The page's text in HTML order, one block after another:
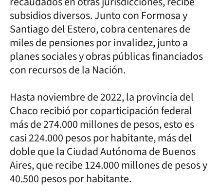
subsidios diversos. Junto con Formosa y
Santiago del Estero, cobra centenares de
miles de pensiones por invalidez, junto a
planes sociales y obras públicas financiados
con recursos de la Nación.
Hasta noviembre de 2022, la provincia del
Chaco recibió por coparticipación federal
más de 274.000 millones de pesos, esto es
casi 224.000 pesos por habitante, más del
doble que la Ciudad Autónoma de Buenos
Aires, que recibe 124.000 millones de pesos y
40.500 pesos por habitante.